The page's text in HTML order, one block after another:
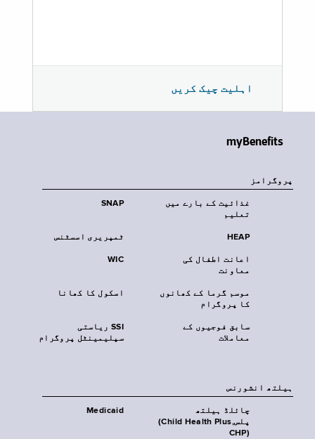
اہلیت چیک کریں
myBenefits
پروگرامز
SNAP
غذائیت کے بارے میں
تعلیم
ٹمپریری اسسٹنس HEAP
WIC
اعانت اطفال کی
معاونت
اسکول کا کھانا
موسم گرما کے کھانوں
کا پروگرام
SSI ریاستی
سپلیمینٹل پروگرام
سابق فوجیوں کے
معاملات
‏ہیلتھ انشورنس
Medicaid
چائلڈ ہیلتھ
پلس‎(Child Health Plus,
CHP)‎